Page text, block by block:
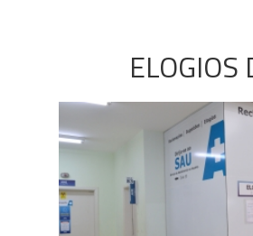
ELOGIOS